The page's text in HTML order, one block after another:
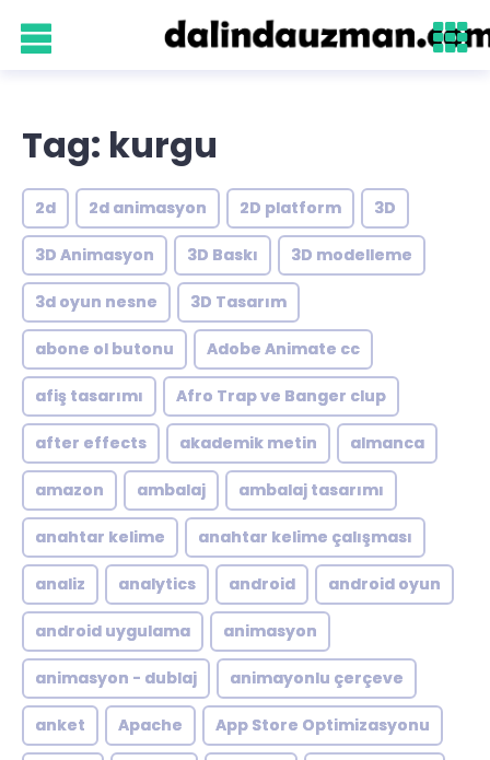
Tag: kurgu
2d 2d animasyon 2D platform 3D
3D Animasyon 3D Baskı 3D modelleme
3d oyun nesne 3D Tasarım
abone ol butonu Adobe Animate cc
afiş tasarımı Afro Trap ve Banger clup
after effects akademik metin almanca
amazon ambalaj ambalaj tasarımı
anahtar kelime anahtar kelime çalışması
analiz analytics android android oyun
android uygulama animasyon
animasyon - dublaj animayonlu çerçeve
anket Apache App Store Optimizasyonu